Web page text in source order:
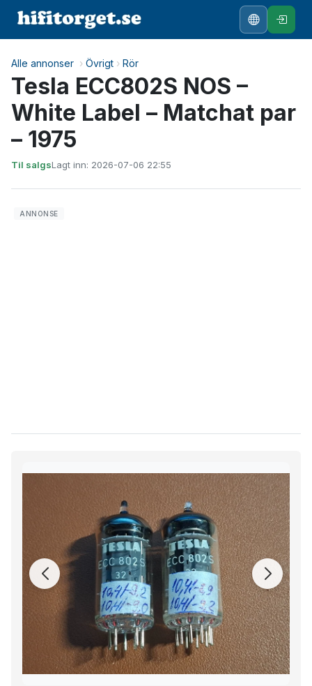
Alle annonser › Övrigt › Rör
Tesla ECC802S NOS –
White Label – Matchat par
– 1975
Til salgsLagt inn: 2026-07-06 22:55